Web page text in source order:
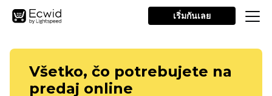
เริ่มกันเลย
Všetko, čo potrebujete na
predaj online